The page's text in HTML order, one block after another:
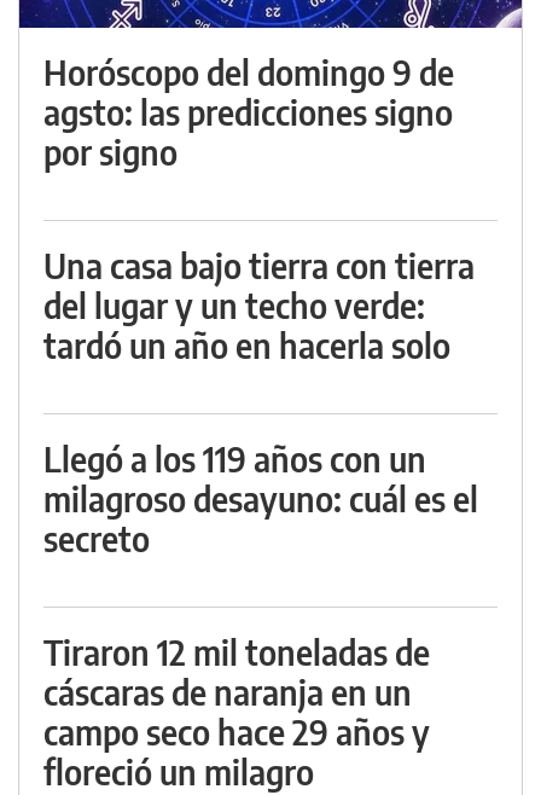
Horóscopo del domingo 9 de
agsto: las predicciones signo
por signo
Una casa bajo tierra con tierra
del lugar y un techo verde:
tardó un año en hacerla solo
Llegó a los 119 años con un
milagroso desayuno: cuál es el
secreto
Tiraron 12 mil toneladas de
cáscaras de naranja en un
campo seco hace 29 años y
floreció un milagro